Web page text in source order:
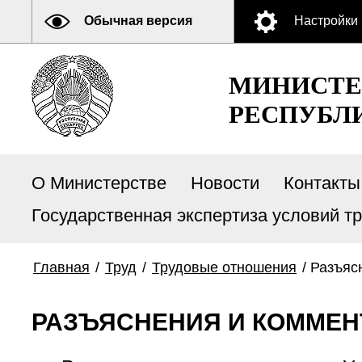
Обычная версия Настройки
О Министерстве Новости
Контакты
Государственная экспертиза условий
Главная / Труд / Трудовые отношения /
РАЗЪЯСНЕНИЯ И